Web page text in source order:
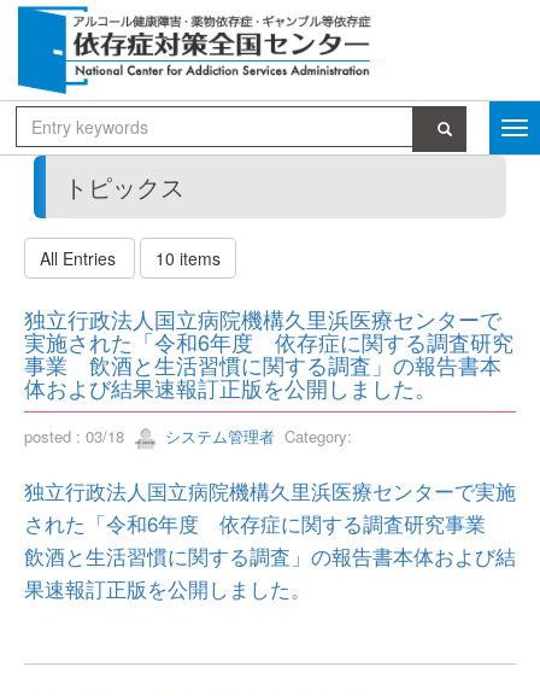
トピックス
All Entries 10 items
独立行政法人国立病院機構久里浜医療センターで
実施された「令和6年度 依存症に関する調査研究
事業 飲酒と生活習慣に関する調査」の報告書本
体および結果速報訂正版を公開しました。
posted : 03/18 システム管理者 Category:
独立行政法人国立病院機構久里浜医療センターで実施
された「令和6年度 依存症に関する調査研究事業
飲酒と生活習慣に関する調査」の報告書本体および結
果速報訂正版を公開しました。